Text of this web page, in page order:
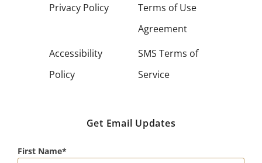
Privacy Policy
Terms of Use
Agreement
Accessibility
Policy
SMS Terms of
Service
Get Email Updates
First Name